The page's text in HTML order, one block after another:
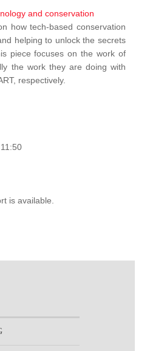
how tech-based conservation
helping to unlock the secrets
piece focuses on the work of
the work they are doing with
respectively.
is available.